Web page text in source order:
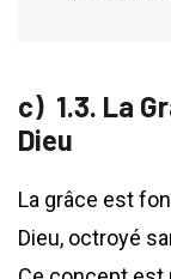
1.3. La
Dieu
La grâce est
Dieu, octroyé